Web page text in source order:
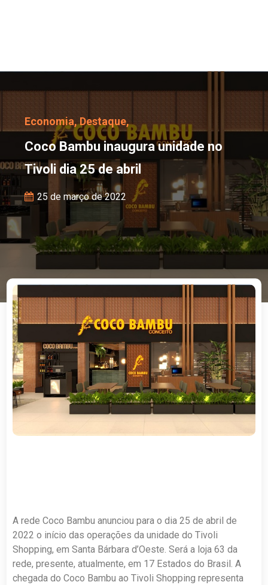
Coco Bambu inaugura
Economia,Destaque,
Coco Bambu inaugura unidade no
Tivoli dia 25 de abril
25 de março de 2022
A rede Coco Bambu anunciou para o dia 25 de abril de
2022 o início das operações da unidade do Tivoli
Shopping, em Santa Bárbara d’Oeste. Será a loja 63 da
rede, presente, atualmente, em 17 Estados do Brasil. A
chegada do Coco Bambu ao Tivoli Shopping representa